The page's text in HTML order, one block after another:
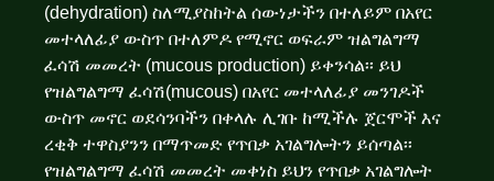
(dehydration) ስለሚያስከትል ሰውነታችን በተለይም በአየር
መተላለፊያ ውስጥ በተለምዶ የሚኖር ወፍራም ዝልግልግማ
ፈሳሽ መመረት (mucous production) ይቀንሳል፡፡ ይህ
የዝልግልግማ ፈሳሽ(mucous) በአየር መተላለፊያ መንገዶች
ውስጥ መኖር ወደሳንባችን በቀላሉ ሊገቡ ከሚችሉ ጀርሞች እና
ረቂቅ ተዋስያንን በማጥመድ የጥበቃ አገልግሎትን ይሰጣል፡፡
የዝልግልግማ ፈሳሽ መመረት መቀነስ ይህን የጥበቃ አገልግሎት